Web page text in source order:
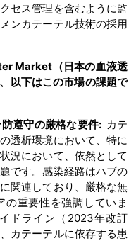
セス管理を含むように監
ンカテーテル技術の採用
Market（日本の血液透
以下はこの市場の課題で
遵守の厳格な要件: カテ
透析環境において、特に
況において、依然として
です。感染経路はハブの
関連しており、厳格な無
重要性を強調していま
ドライン（2023年改訂
カテーテルに依存する患